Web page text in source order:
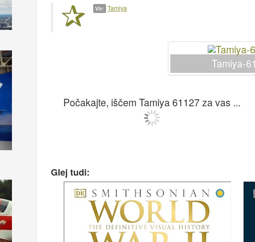
Vir: Tamiya
Tamiya-
Počakajte, iščem Tamiya 61127 za vas ...
Glej tudi: